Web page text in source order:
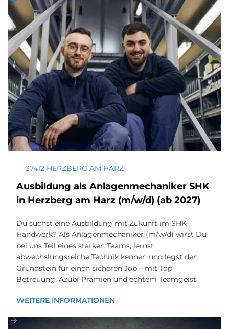
37412 HERZBERG AM HARZ
Aus­bil­dung als An­la­gen­me­cha­ni­ker SHK
in Herz­berg am Harz (m/w/d) (ab 2027)
Du suchst eine Ausbildung mit Zukunft im SHK-
Handwerk? Als Anlagenmechaniker (m/w/d) wirst Du
bei uns Teil eines starken Teams, lernst
abwechslungsreiche Technik kennen und legst den
Grundstein für einen sicheren Job – mit Top-
Betreuung, Azubi-Prämien und echtem Teamgeist.
WEITERE INFORMATIONEN